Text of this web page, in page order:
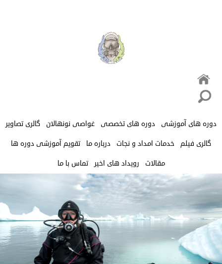
دوره های آموزشی دوره های تخصصی غواصی نونهالان گالری تصاویر
گالری فیلم خدمات امداد و نجات درباره ما تقویم آموزشی دوره ها
مقالات رویداد های اخیر تماس با ما